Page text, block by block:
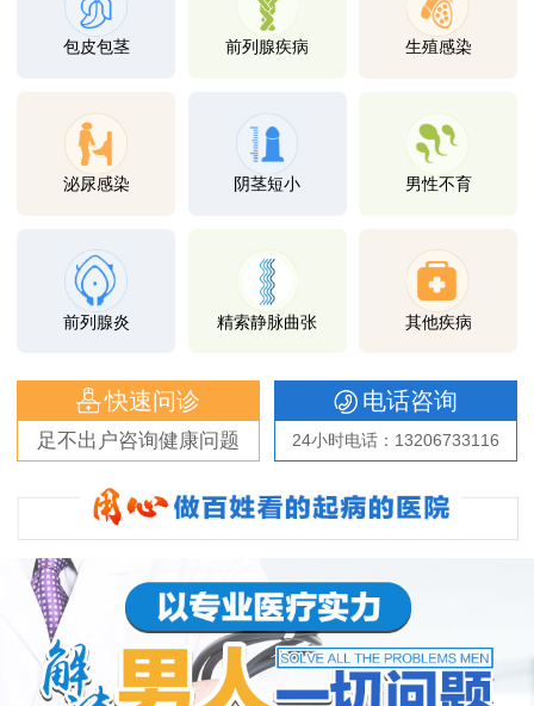
包皮包茎 前列腺疾病 生殖感染
泌尿感染 阴茎短小 男性不育
前列腺炎 精索静脉曲张 其他疾病
快速问诊
足不出户咨询健康问题
电话咨询
24小时电话：13206733116